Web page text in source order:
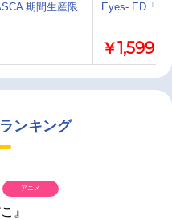
期間生産限
Eyes- ED「
￥1,599
ンキング
』
アニメ